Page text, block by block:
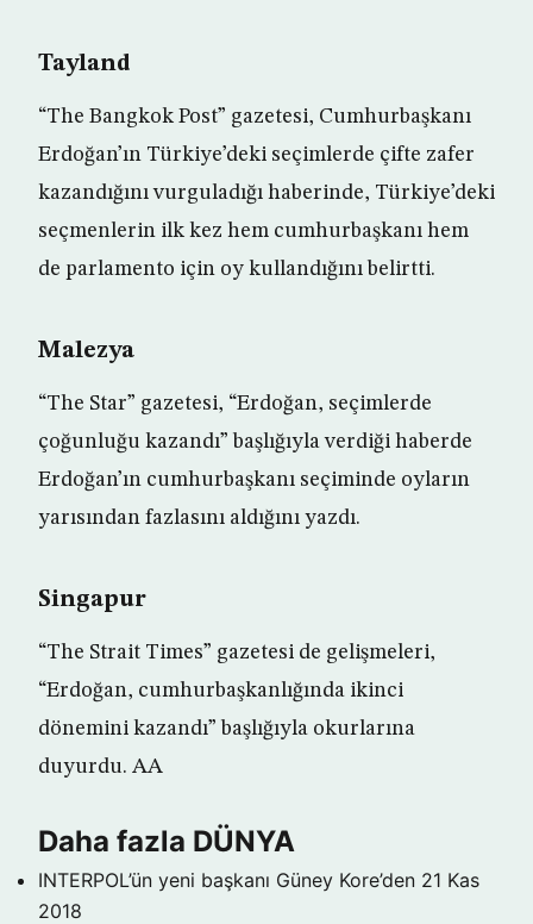
Tayland
“The Bangkok Post” gazetesi, Cumhurbaşkanı
Erdoğan’ın Türkiye’deki seçimlerde çifte zafer
kazandığını vurguladığı haberinde, Türkiye’deki
seçmenlerin ilk kez hem cumhurbaşkanı hem
de parlamento için oy kullandığını belirtti.
Malezya
“The Star” gazetesi, “Erdoğan, seçimlerde
çoğunluğu kazandı” başlığıyla verdiği haberde
Erdoğan’ın cumhurbaşkanı seçiminde oyların
yarısından fazlasını aldığını yazdı.
Singapur
“The Strait Times” gazetesi de gelişmeleri,
“Erdoğan, cumhurbaşkanlığında ikinci
dönemini kazandı” başlığıyla okurlarına
duyurdu. AA
Daha fazla DÜNYA
INTERPOL’ün yeni başkanı Güney Kore’den 21 Kas
2018